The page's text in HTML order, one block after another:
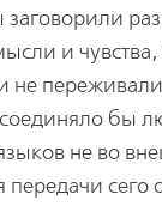
и
не
бы
не во
передачи